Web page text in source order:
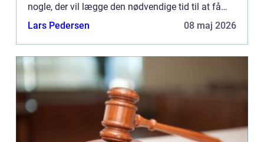
nogle, der vil lægge den nødvendige tid til at få
gjort rent, og derfor er det noget, der kommer til at
Lars Pedersen 08 maj 2026